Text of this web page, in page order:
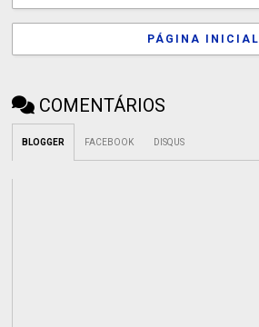
PÁGINA INICIAL
COMENTÁRIOS
BLOGGER FACEBOOK DISQUS